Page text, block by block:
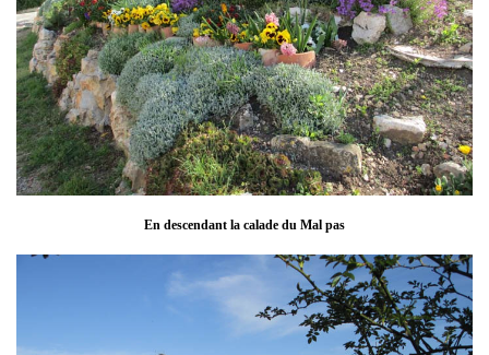
En descendant la calade du Mal pas